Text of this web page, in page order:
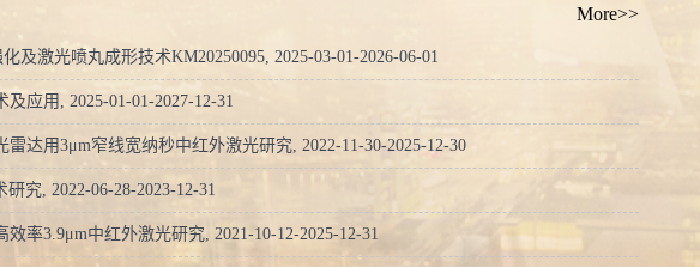
More>>
及激光喷丸成形技术KM20250095, 2025-03-01-2026-06-01
应用, 2025-01-01-2027-12-31
雷达用3μm窄线宽纳秒中红外激光研究, 2022-11-30-2025-12-30
究, 2022-06-28-2023-12-31
率3.9μm中红外激光研究, 2021-10-12-2025-12-31